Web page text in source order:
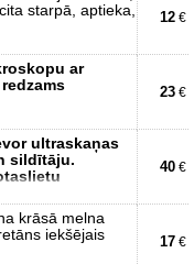
starpā, aptieka,
12 €
ar
23 €
ultraskaņas
sildītāju.
40 €
krāsā melna
iekšējais
17 €